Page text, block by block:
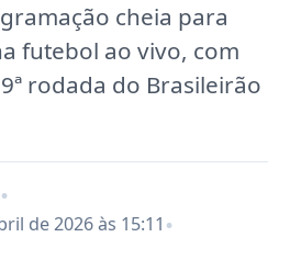
cheia para
futebol ao vivo, com
rodada do Brasileirão
•
de 2026 às 15:11 •